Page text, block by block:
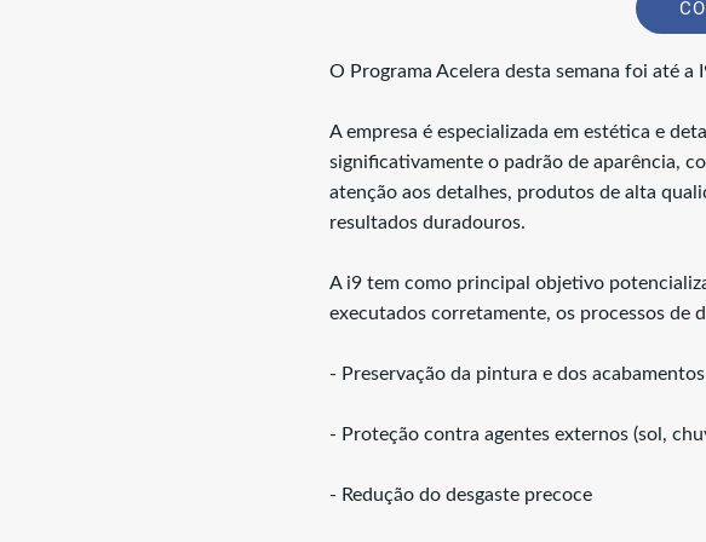
O Programa Acelera desta semana foi até a
A empresa é especializada em estética e
significativamente o padrão de aparência,
atenção aos detalhes, produtos de alta
resultados duradouros.
A i9 tem como principal objetivo
executados corretamente, os processos de
- Preservação da pintura e dos acabamentos
- Proteção contra agentes externos (sol,
- Redução do desgaste precoce